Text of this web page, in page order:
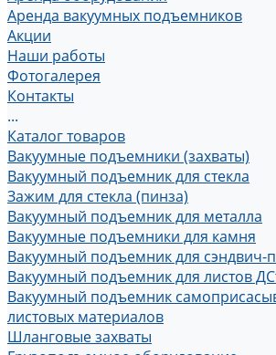
Аренда вакуумных подъемников
Акции
Наши работы
Фотогалерея
Контакты
...
Каталог товаров
Вакуумные подъемники (захваты)
Вакуумный подъемник для стекла
Зажим для стекла (пинза)
Вакуумный подъемник для металла
Вакуумные подъемники для камня
Вакуумный подъемник для сэндвич-
Вакуумный подъемник для листов
Вакуумный подъемник
листовых материалов
Шланговые захваты